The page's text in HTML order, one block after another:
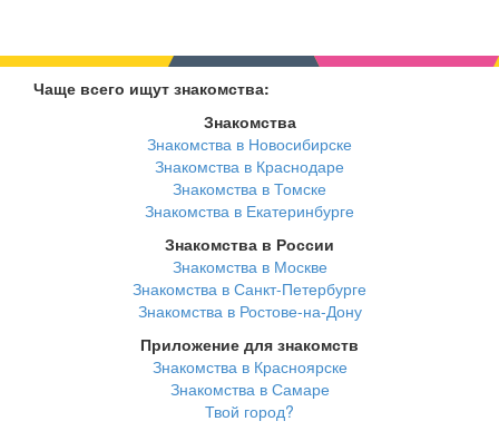
Чаще всего ищут знакомства:
Знакомства
Знакомства в Новосибирске
Знакомства в Краснодаре
Знакомства в Томске
Знакомства в Екатеринбурге
Знакомства в России
Знакомства в Москве
Знакомства в Санкт-Петербурге
Знакомства в Ростове-на-Дону
Приложение для знакомств
Знакомства в Красноярске
Знакомства в Самаре
Твой город?